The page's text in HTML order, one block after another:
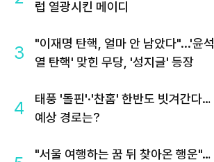
럽 열광시킨 메이디
3
"이재명 탄핵, 얼마 안 남았다"...'윤석
열 탄핵' 맞힌 무당, '성지글' 등장
4
태풍 '돌핀'·'찬홈' 한반도 빗겨간다…
예상 경로는?
"서울 여행하는 꿈 뒤 찾아온 행운"…